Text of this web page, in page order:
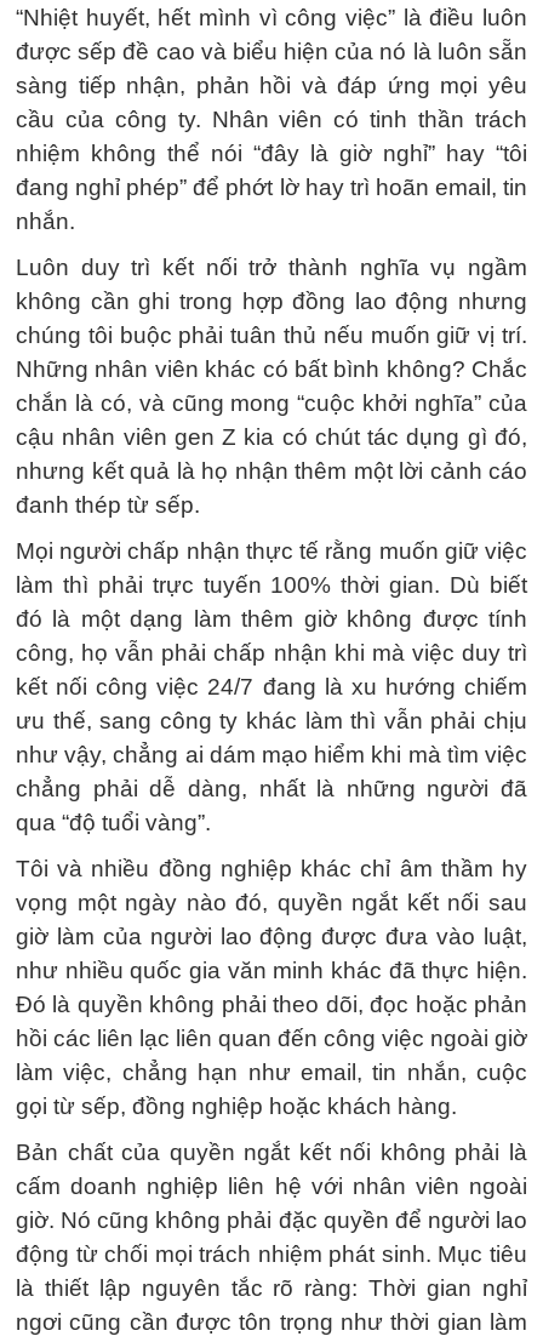
“Nhiệt huyết, hết mình vì công việc” là điều luôn
được sếp đề cao và biểu hiện của nó là luôn sẵn
sàng tiếp nhận, phản hồi và đáp ứng mọi yêu
cầu của công ty. Nhân viên có tinh thần trách
nhiệm không thể nói “đây là giờ nghỉ” hay “tôi
đang nghỉ phép” để phớt lờ hay trì hoãn email, tin
nhắn.
Luôn duy trì kết nối trở thành nghĩa vụ ngầm
không cần ghi trong hợp đồng lao động nhưng
chúng tôi buộc phải tuân thủ nếu muốn giữ vị trí.
Những nhân viên khác có bất bình không? Chắc
chắn là có, và cũng mong “cuộc khởi nghĩa” của
cậu nhân viên gen Z kia có chút tác dụng gì đó,
nhưng kết quả là họ nhận thêm một lời cảnh cáo
đanh thép từ sếp.
Mọi người chấp nhận thực tế rằng muốn giữ việc
làm thì phải trực tuyến 100% thời gian. Dù biết
đó là một dạng làm thêm giờ không được tính
công, họ vẫn phải chấp nhận khi mà việc duy trì
kết nối công việc 24/7 đang là xu hướng chiếm
ưu thế, sang công ty khác làm thì vẫn phải chịu
như vậy, chẳng ai dám mạo hiểm khi mà tìm việc
chẳng phải dễ dàng, nhất là những người đã
qua “độ tuổi vàng”.
Tôi và nhiều đồng nghiệp khác chỉ âm thầm hy
vọng một ngày nào đó, quyền ngắt kết nối sau
giờ làm của người lao động được đưa vào luật,
như nhiều quốc gia văn minh khác đã thực hiện.
Đó là quyền không phải theo dõi, đọc hoặc phản
hồi các liên lạc liên quan đến công việc ngoài giờ
làm việc, chẳng hạn như email, tin nhắn, cuộc
gọi từ sếp, đồng nghiệp hoặc khách hàng.
Bản chất của quyền ngắt kết nối không phải là
cấm doanh nghiệp liên hệ với nhân viên ngoài
giờ. Nó cũng không phải đặc quyền để người lao
động từ chối mọi trách nhiệm phát sinh. Mục tiêu
là thiết lập nguyên tắc rõ ràng: Thời gian nghỉ
ngơi cũng cần được tôn trọng như thời gian làm